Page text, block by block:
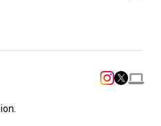
れません。)にかかる知的財産
それらの権利につき登録等を
します。)は、本アイテムの著
利者またはその管理委託を受